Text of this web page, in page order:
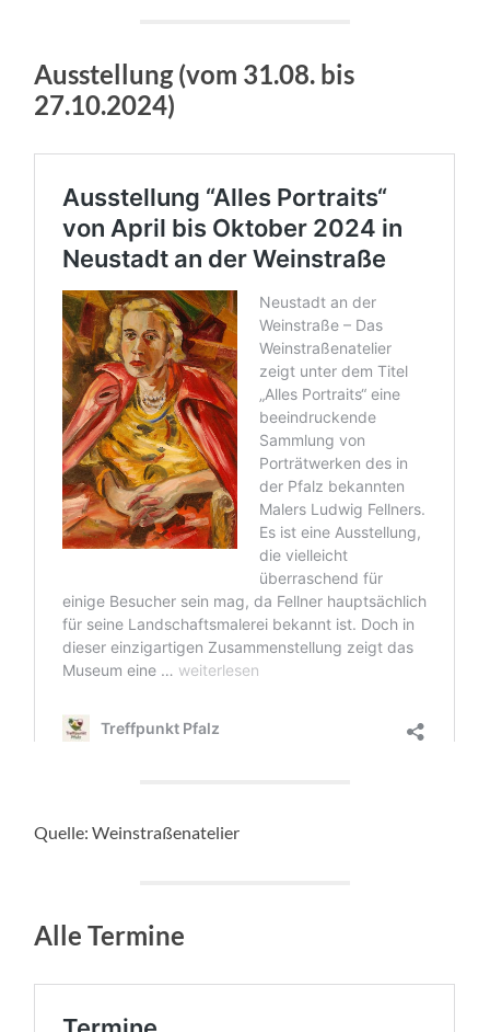
Ausstellung (vom 31.08. bis
27.10.2024)
Quelle: Weinstraßenatelier
Alle Termine